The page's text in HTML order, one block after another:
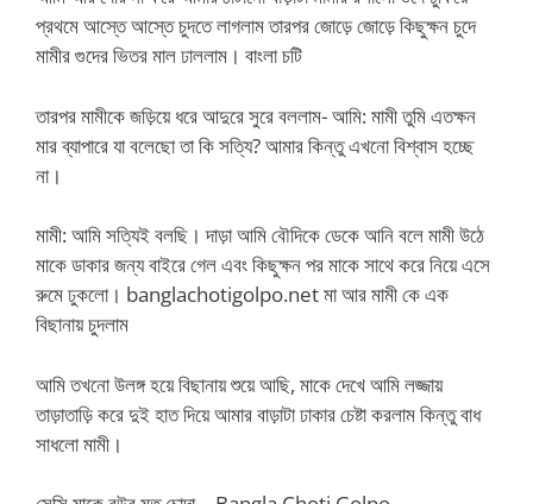
প্রথমে আস্তে আস্তে চুদতে লাগলাম তারপর জোড়ে জোড়ে কিছুক্ষন চুদে
মামীর গুদের ভিতর মাল ঢাললাম। বাংলা চটি
তারপর মামীকে জড়িয়ে ধরে আদুরে সুরে বললাম- আমি: মামী তুমি এতক্ষন
মার ব্যাপারে যা বলেছো তা কি সত্যি? আমার কিন্তু এখনো বিশ্বাস হচ্ছে
না।
মামী: আমি সত্যিই বলছি। দাড়া আমি বৌদিকে ডেকে আনি বলে মামী উঠে
মাকে ডাকার জন্য বাইরে গেল এবং কিছুক্ষন পর মাকে সাথে করে নিয়ে এসে
রুমে ঢুকলো। banglachotigolpo.net মা আর মামী কে এক
বিছানায় চুদলাম
আমি তখনো উলঙ্গ হয়ে বিছানায় শুয়ে আছি, মাকে দেখে আমি লজ্জায়
তাড়াতাড়ি করে দুই হাত দিয়ে আমার বাড়াটা ঢাকার চেষ্টা করলাম কিন্তু বাধ
সাধলো মামী।